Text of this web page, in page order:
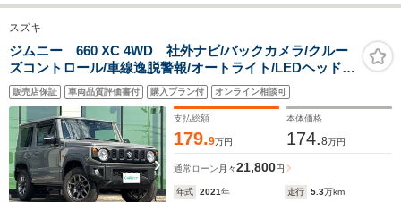
スズキ
ジムニー 660 XC 4WD 社外ナビ/バックカメラ/クルー
ズコントロール/車線逸脱警報/オートライト/LEDヘッドラ
イト/ETC/前席シートヒーター/純正アルミホイール/プッ
シュスタート/スマートキー
販売店保証 車両品質評価書付 購入プラン付 オンライン相談可
支払総額
179.9万円
本体価格
174.8万円
通常ローン 月々21,800円
年式 2021年 走行 5.3万km